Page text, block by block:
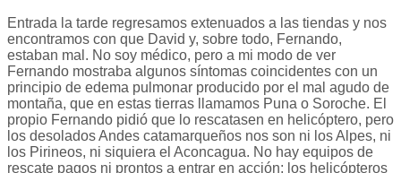
Entrada la tarde regresamos extenuados a las tiendas y nos
encontramos con que David y, sobre todo, Fernando,
estaban mal. No soy médico, pero a mi modo de ver
Fernando mostraba algunos síntomas coincidentes con un
principio de edema pulmonar producido por el mal agudo de
montaña, que en estas tierras llamamos Puna o Soroche. El
propio Fernando pidió que lo rescatasen en helicóptero, pero
los desolados Andes catamarqueños nos son ni los Alpes, ni
los Pirineos, ni siquiera el Aconcagua. No hay equipos de
rescate pagos ni prontos a entrar en acción; los helicópteros